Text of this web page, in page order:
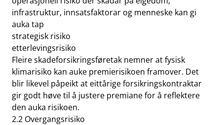
infrastruktur, innsatsfaktorar og menneske kan gi
auka tap
strategisk risiko
etterlevingsrisiko
Fleire skadeforsikringsføretak nemner at fysisk
klimarisiko kan auke premierisikoen framover. Det
blir likevel påpeikt at eittårige forsikringskontraktar
gir godt høve til å justere premiane for å reflektere
den auka risikoen.
2.2 Overgangsrisiko